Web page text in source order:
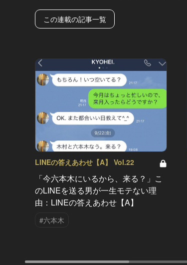
この連載の記事一覧
LINEの答えあわせ【A】 Vol.22
「今六本木にいるから、来る？」こ
のLINEを送る男が一生モテない理
由：LINEの答えあわせ【A】
#六本木